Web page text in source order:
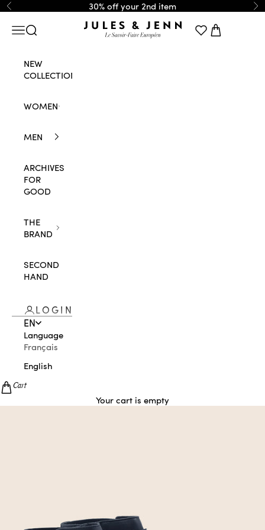
Skip to content
Previous 30% off your 2nd item
JULES & JENN
Navigation menu
Search Cart
NEW
COLLECTION
WOMEN
MEN
ARCHIVES
FOR
GOOD
THE
BRAND
SECOND
HAND
LOGIN
EN
Language
Français
English
Cart
Your cart is empty